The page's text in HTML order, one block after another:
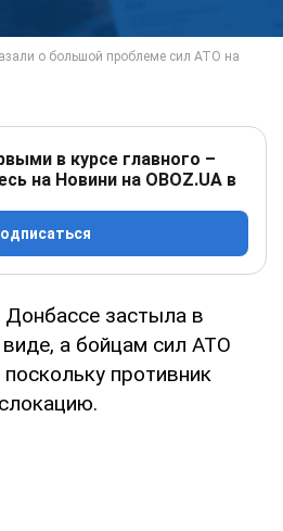
в курсе главного –
на Новини на OBOZ.UA в
Донбассе застыла в
а бойцам сил АТО
противник